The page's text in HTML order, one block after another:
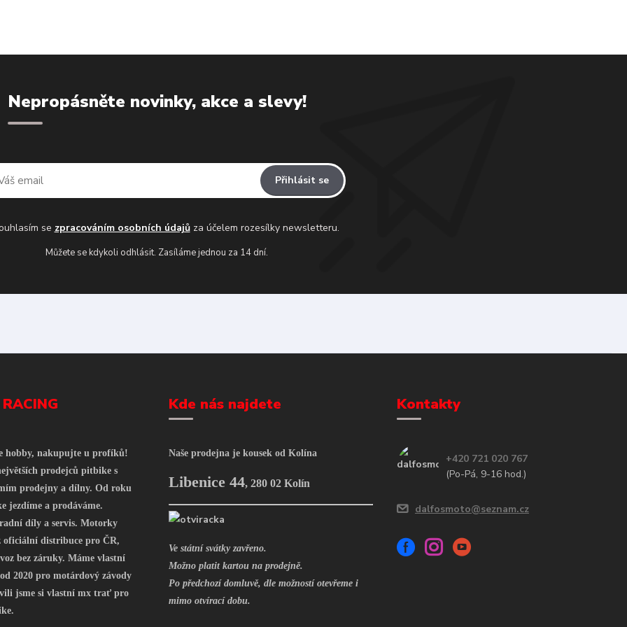
Nepropásněte novinky, akce a slevy!
Přihlásit se
se zpracováním osobních údajůza účelem rozesílky newsletteru.
Můžete se kdykoli odhlásit. Zasíláme jednou za 14 dní.
hobby, nakupujte u profíků!
prodejců pitbike s
prodejny a dílny. Od roku
jezdíme a prodáváme.
díly a servis. Motorky
oficiální distribuce pro ČR,
bez záruky. Máme vlastní
2020 pro motárdový závody
jsme si vlastní mx trať pro
Kde nás najdete
Naše prodejna je kousek od Kolína
Libenice 44, 280 02 Kolín
Ve státní svátky zavřeno.
Možno platit kartou na prodejně.
Po předchozí domluvě, dle možností otevřeme i
mimo otvírací dobu.
Kontakty
+420 721 020 767
(Po-Pá, 9-16 hod.)
dalfosmoto@seznam.cz